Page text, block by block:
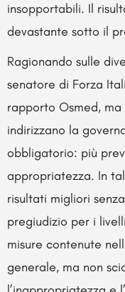
insopportabili. Il
devastante sotto il
Ragionando sulle
senatore di Forza
rapporto Osmed,
indirizzano la
obbligatorio: più
appropriatezza. In
risultati migliori
pregiudizio per i
misure contenute
generale, ma non